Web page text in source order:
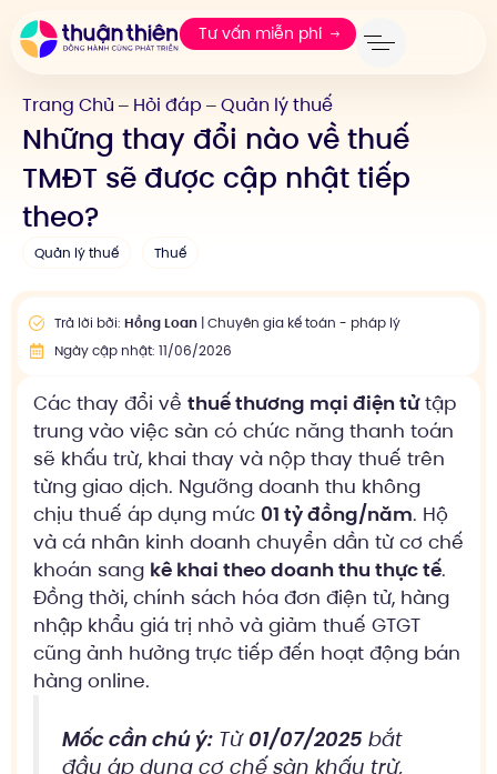
Tư vấn miễn phí
Trang Chủ — Hỏi đáp — Quản lý thuế
Những thay đổi nào về thuế
TMĐT sẽ được cập nhật tiếp
theo?
Quản lý thuế Thuế
Trả lời bởi: Hồng Loan| Chuyên gia kế toán - pháp lý
Ngày cập nhật: 11/06/2026
Các thay đổi về thuế thương mại điện tửtập
trung vào việc sàn có chức năng thanh toán
sẽ khấu trừ, khai thay và nộp thay thuế trên
từng giao dịch. Ngưỡng doanh thu không
chịu thuế áp dụng mức 01 tỷ đồng/năm. Hộ
và cá nhân kinh doanh chuyển dần từ cơ chế
khoán sang kê khai theo doanh thu thực tế.
Đồng thời, chính sách hóa đơn điện tử, hàng
nhập khẩu giá trị nhỏ và giảm thuế GTGT
cũng ảnh hưởng trực tiếp đến hoạt động bán
hàng online.
Mốc cần chú ý:Từ 01/07/2025 bắt
đầu áp dụng cơ chế sàn khấu trừ,